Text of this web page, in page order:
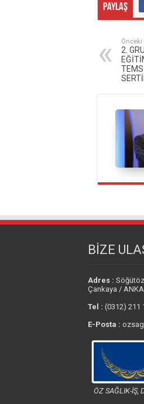
Paylaş
Önceki
2.
BİZE
Adres :
Çankaya /
Tel : (0312) 211
E-Posta :
ÖZ SAĞLIK-İŞ,